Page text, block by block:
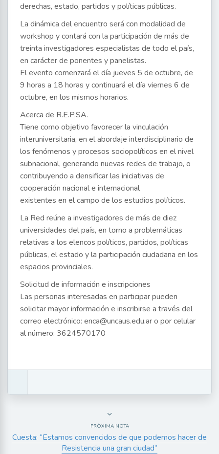
derechas, estado, partidos y políticas públicas.
La dinámica del encuentro será con modalidad de
workshop y contará con la participación de más de
treinta investigadores especialistas de todo el país,
en carácter de ponentes y panelistas.
El evento comenzará el día jueves 5 de octubre, de
9 horas a 18 horas y continuará el día viernes 6 de
octubre, en los mismos horarios.
Acerca de R.E.P.SA.
Tiene como objetivo favorecer la vinculación
interuniversitaria, en el abordaje interdisciplinario de
los fenómenos y procesos sociopolíticos en el nivel
subnacional, generando nuevas redes de trabajo, o
contribuyendo a densificar las iniciativas de
cooperación nacional e internacional
existentes en el campo de los estudios políticos.
La Red reúne a investigadores de más de diez
universidades del país, en torno a problemáticas
relativas a los elencos políticos, partidos, políticas
públicas, el estado y la participación ciudadana en los
espacios provinciales.
Solicitud de información e inscripciones
Las personas interesadas en participar pueden
solicitar mayor información e inscribirse a través del
correo electrónico: enca@uncaus.edu.ar o por celular
al número: 3624570170
PRÓXIMA NOTA
Cuesta: “Estamos convencidos de que podemos hacer de
Resistencia una gran ciudad”